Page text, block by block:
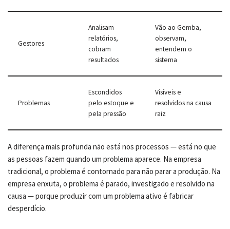
Gestores
Analisam
relatórios,
cobram
resultados
Vão ao Gemba,
observam,
entendem o
sistema
Problemas
Escondidos
pelo estoque e
pela pressão
Visíveis e
resolvidos na causa
raiz
A diferença mais profunda não está nos processos — está no que
as pessoas fazem quando um problema aparece. Na empresa
tradicional, o problema é contornado para não parar a produção. Na
empresa enxuta, o problema é parado, investigado e resolvido na
causa — porque produzir com um problema ativo é fabricar
desperdício.